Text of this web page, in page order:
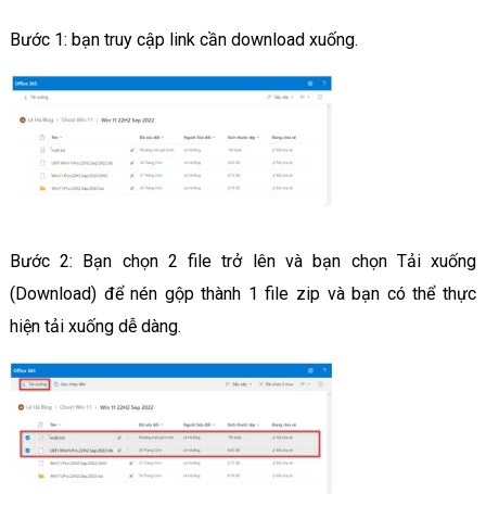
Bước 1: bạn truy cập link cần download xuống.
Bước 2: Bạn chọn 2 file trở lên và bạn chọn Tải xuống
(Download) để nén gộp thành 1 file zip và bạn có thể thực
hiện tải xuống dễ dàng.